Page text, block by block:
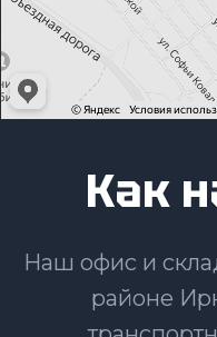
Наш офис
8(3952)600035
Пн-Пт: 9:00 -
Как
Наш офис и
районе